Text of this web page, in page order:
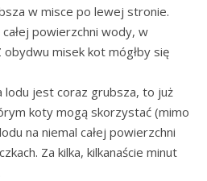
w misce po lewej stronie.
powierzchni wody, w
obydwu misek kot mógłby się
jest coraz grubsza, to już
koty mogą skorzystać (mimo
na niemal całej powierzchni
Za kilka, kilkanaście minut